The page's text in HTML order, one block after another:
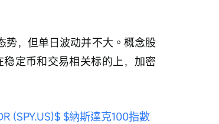
势，但单日波动并不大。概念股
稳定币和交易相关标的上，加密
(SPY.US)$ $納斯達克100指數